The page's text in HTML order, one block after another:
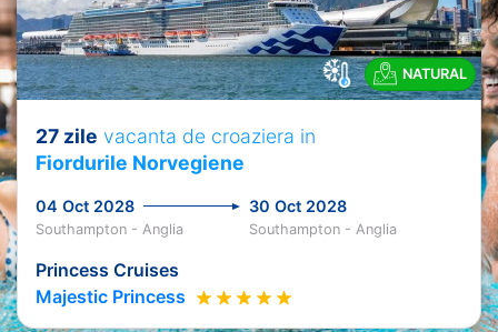
NATURAL
27 zile vacanta de croaziera in
Fiordurile Norvegiene
04 Oct 2028 30 Oct 2028
Southampton - Anglia Southampton - Anglia
Princess Cruises
Majestic Princess